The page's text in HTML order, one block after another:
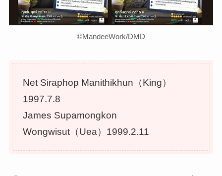
©︎MandeeWork/DMD
Net Siraphop Manithikhun（King）
1997.7.8
James Supamongkon
Wongwisut（Uea）1999.2.11